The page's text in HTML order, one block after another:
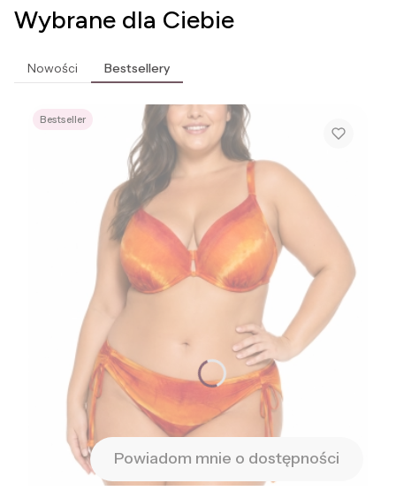
Wybrane dla Ciebie
Nowości Bestsellery
Bestseller
Powiadom mnie o dostępności